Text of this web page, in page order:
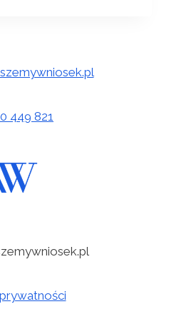
449 821